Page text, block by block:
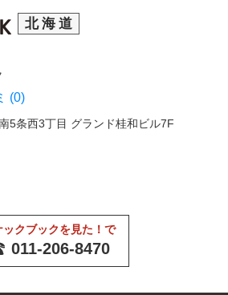
北海道
(0)
5条西3丁目 グランド桂和ビル7F
ックブックを見た！で
011-206-8470